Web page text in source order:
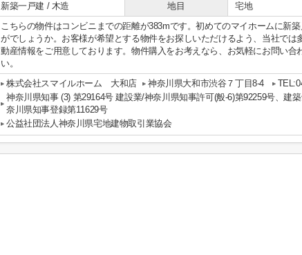
新築一戸建 / 木造 地目 宅地
こちらの物件はコンビニまでの距離が383mです。初めてのマイホームに新
がでしょうか。お客様が希望とする物件をお探しいただけるよう、当社では
動産情報をご用意しております。物件購入をお考えなら、お気軽にお問い合
い。
株式会社スマイルホーム 大和店 神奈川県大和市渋谷７丁目8-4
神奈川県知事 (3) 第29164号 建設業/神奈川県知事許可(般-6)第92259号、建
奈川県知事登録第11629号
公益社団法人神奈川県宅地建物取引業協会